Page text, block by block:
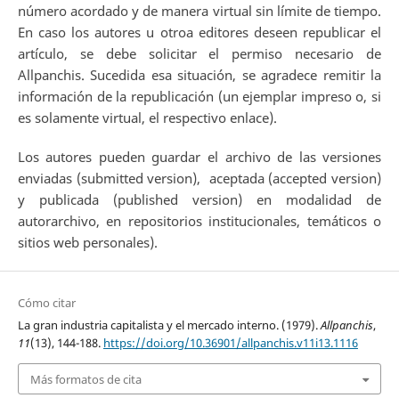
número acordado y de manera virtual sin límite de tiempo.
En caso los autores u otroa editores deseen republicar el
artículo, se debe solicitar el permiso necesario de
Allpanchis. Sucedida esa situación, se agradece remitir la
información de la republicación (un ejemplar impreso o, si
es solamente virtual, el respectivo enlace).
Los autores pueden guardar el archivo de las versiones
enviadas (submitted version), aceptada (accepted version)
y publicada (published version) en modalidad de
autorarchivo, en repositorios institucionales, temáticos o
sitios web personales).
Cómo citar
La gran industria capitalista y el mercado interno. (1979).Allpanchis,
11(13), 144-188. https://doi.org/10.36901/allpanchis.v11i13.1116
Más formatos de cita